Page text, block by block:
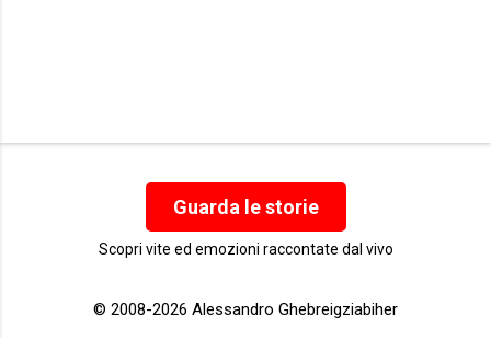
Guarda le storie
Scopri vite ed emozioni raccontate dal vivo
© 2008-2026 Alessandro Ghebreigziabiher